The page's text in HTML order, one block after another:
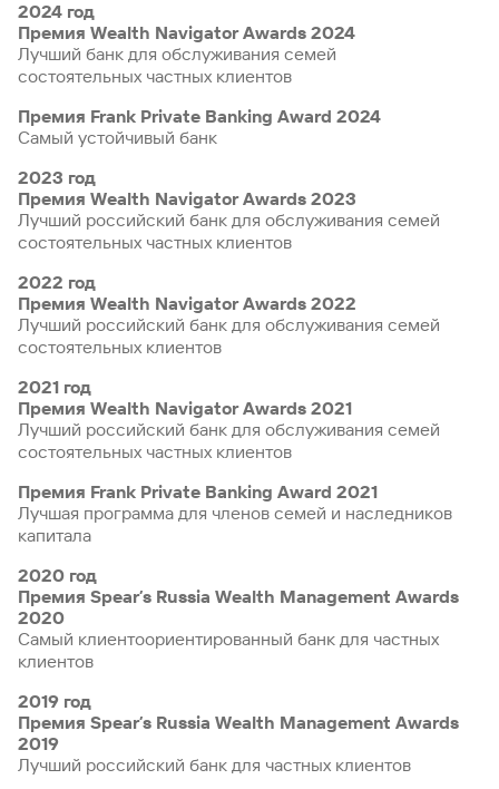
2024 год
Премия Wealth Navigator Awards 2024
Лучший банк для обслуживания семей
состоятельных частных клиентов
Премия Frank Private Banking Award 2024
Самый устойчивый банк
2023 год
Премия Wealth Navigator Awards 2023
Лучший российский банк для обслуживания семей
состоятельных частных клиентов
2022 год
Премия Wealth Navigator Awards 2022
Лучший российский банк для обслуживания семей
состоятельных клиентов
2021 год
Премия Wealth Navigator Awards 2021
Лучший российский банк для обслуживания семей
состоятельных частных клиентов
Премия Frank Private Banking Award 2021
Лучшая программа для членов семей и наследников
капитала
2020 год
Премия Spear’s Russia Wealth Management Awards
2020
Самый клиентоориентированный банк для частных
клиентов
2019 год
Премия Spear’s Russia Wealth Management Awards
2019
Лучший российский банк для частных клиентов